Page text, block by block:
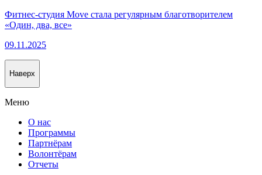
Фитнес-студия Move стала регулярным благотворителем
«Один, два, все»
09.11.2025
Наверх
Меню
О нас
Программы
Партнёрам
Волонтёрам
Отчеты